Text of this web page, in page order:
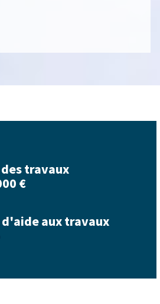
travaux
€
d'aide aux travaux